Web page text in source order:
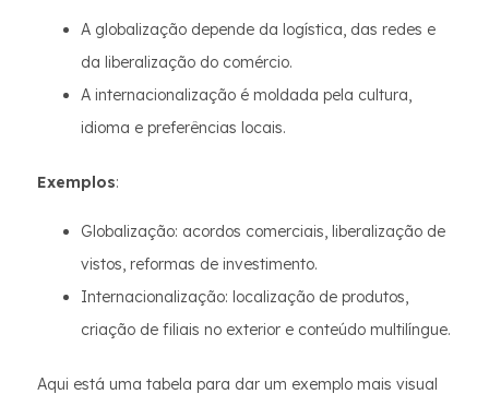
A globalização depende da logística, das redes e
da liberalização do comércio.
A internacionalização é moldada pela cultura,
idioma e preferências locais.
Exemplos:
Globalização: acordos comerciais, liberalização de
vistos, reformas de investimento.
Internacionalização: localização de produtos,
criação de filiais no exterior e conteúdo multilíngue.
Aqui está uma tabela para dar um exemplo mais visual